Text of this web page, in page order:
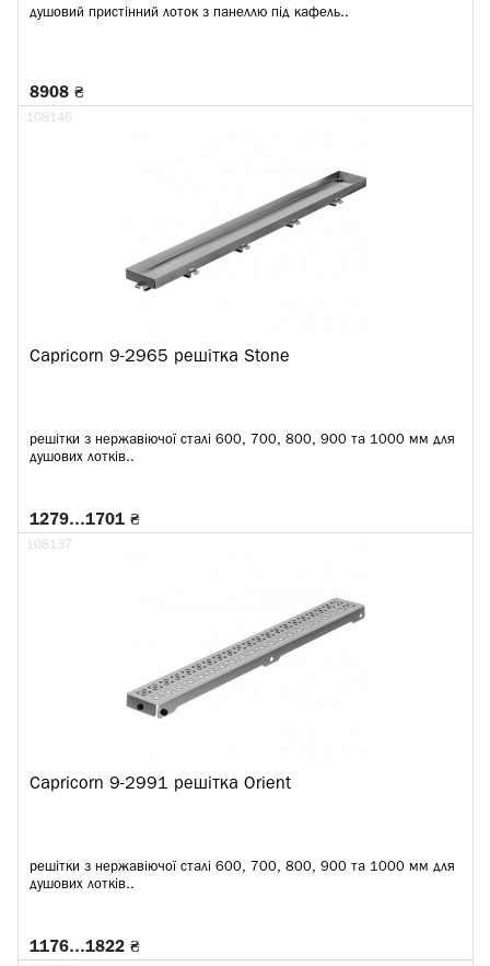
душовий пристінний лоток з панеллю під кафель..
8908 ₴
Capricorn 9-2965 решітка Stone
решітки з нержавіючої сталі 600, 700, 800, 900 та 1000 мм для
душових лотків..
108146
1279…1701 ₴
Capricorn 9-2991 решітка Orient
решітки з нержавіючої сталі 600, 700, 800, 900 та 1000 мм для
душових лотків..
108137
1176…1822 ₴